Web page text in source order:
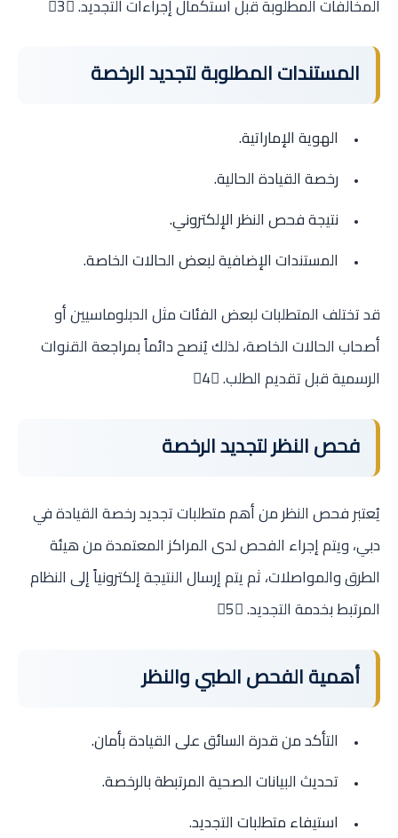
المخالفات المطلوبة قبل استكمال إجراءات التجديد. 3
المستندات المطلوبة لتجديد الرخصة
الهوية الإماراتية.
رخصة القيادة الحالية.
نتيجة فحص النظر الإلكتروني.
المستندات الإضافية لبعض الحالات الخاصة.
قد تختلف المتطلبات لبعض الفئات مثل الدبلوماسيين أو
أصحاب الحالات الخاصة، لذلك يُنصح دائماً بمراجعة القنوات
الرسمية قبل تقديم الطلب. 4
فحص النظر لتجديد الرخصة
يُعتبر فحص النظر من أهم متطلبات تجديد رخصة القيادة في
دبي، ويتم إجراء الفحص لدى المراكز المعتمدة من هيئة
الطرق والمواصلات، ثم يتم إرسال النتيجة إلكترونياً إلى النظام
المرتبط بخدمة التجديد. 5
أهمية الفحص الطبي والنظر
التأكد من قدرة السائق على القيادة بأمان.
تحديث البيانات الصحية المرتبطة بالرخصة.
استيفاء متطلبات التجديد.